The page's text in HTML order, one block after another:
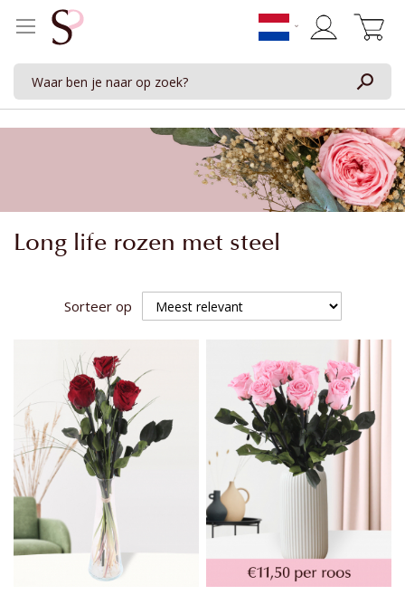
Long life rozen met steel
Sorteer op